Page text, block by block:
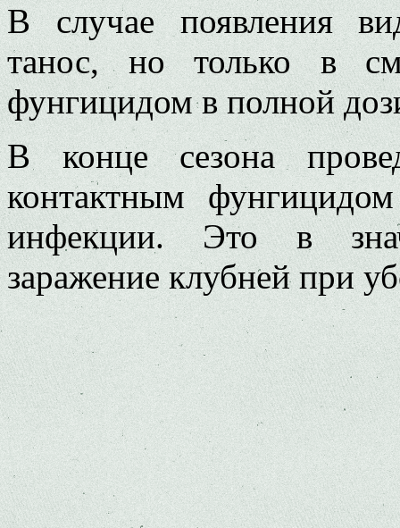
В случае появления
танос, но только в
фунгицидом в пол­ной
В конце сезона
контактным
инфекции. Это в
заражение клубней при